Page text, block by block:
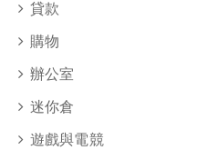
貸款
購物
辦公室
迷你倉
遊戲與電競